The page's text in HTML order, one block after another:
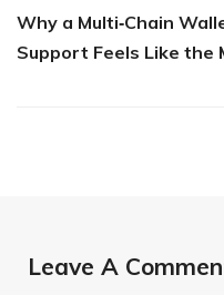
Why a Multi‑Chain
Support Feels Like the
Leave A